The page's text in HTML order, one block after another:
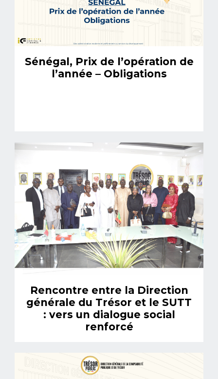
Sénégal, Prix de l’opération de
l’année – Obligations
Rencontre entre la Direction
générale du Trésor et le SUTT
: vers un dialogue social
renforcé